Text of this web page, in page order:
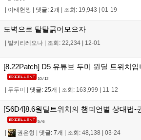
이태헌짱 댓글: 2개 조회: 19,943 01-19
도벽으로 탈탈긁어모으자
발키리레오나 조회: 22,234 12-01
[8.22Patch] D5 유튜브 두미 원딜 트위치입
10 / 12
두두미 댓글: 25개 조회: 163,999 11-12
[S6D4]8.6원딜트위치의 챔피언별 상대법-
5 / 6
| 권은형 | 댓글: 7개 | 조회: 48,138 | 03-24